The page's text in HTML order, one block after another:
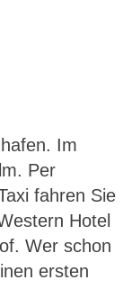
Im
Per
fahren Sie
Hotel
Wer schon
ersten